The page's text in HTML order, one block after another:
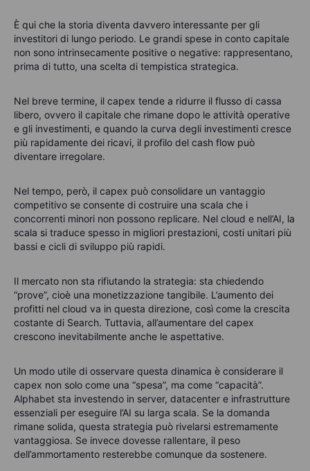
È qui che la storia diventa davvero interessante per gli
investitori di lungo periodo. Le grandi spese in conto capitale
non sono intrinsecamente positive o negative: rappresentano,
prima di tutto, una scelta di tempistica strategica.
Nel breve termine, il capex tende a ridurre il flusso di cassa
libero, ovvero il capitale che rimane dopo le attività operative
e gli investimenti, e quando la curva degli investimenti cresce
più rapidamente dei ricavi, il profilo del cash flow può
diventare irregolare.
Nel tempo, però, il capex può consolidare un vantaggio
competitivo se consente di costruire una scala che i
concorrenti minori non possono replicare. Nel cloud e nell’AI, la
scala si traduce spesso in migliori prestazioni, costi unitari più
bassi e cicli di sviluppo più rapidi.
Il mercato non sta rifiutando la strategia: sta chiedendo
“prove”, cioè una monetizzazione tangibile. L’aumento dei
profitti nel cloud va in questa direzione, così come la crescita
costante di Search. Tuttavia, all’aumentare del capex
crescono inevitabilmente anche le aspettative.
Un modo utile di osservare questa dinamica è considerare il
capex non solo come una “spesa”, ma come “capacità”.
Alphabet sta investendo in server, datacenter e infrastrutture
essenziali per eseguire l’AI su larga scala. Se la domanda
rimane solida, questa strategia può rivelarsi estremamente
vantaggiosa. Se invece dovesse rallentare, il peso
dell’ammortamento resterebbe comunque da sostenere.